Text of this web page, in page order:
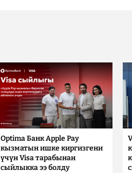
Optima Банк Apple Pay
кызматын ишке киргизгени
үчүн Visa тарабынан
сыйлыкка ээ болду